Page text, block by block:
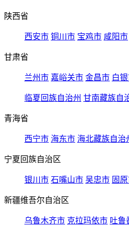
陕西省
西安市 铜川市 宝鸡市 咸阳市
甘肃省
兰州市 嘉峪关市 金昌市 白
临夏回族自治州 甘南藏族自
青海省
西宁市 海东市 海北藏族自治
宁夏回族自治区
银川市 石嘴山市 吴忠市 固
新疆维吾尔自治区
乌鲁木齐市 克拉玛依市 吐鲁